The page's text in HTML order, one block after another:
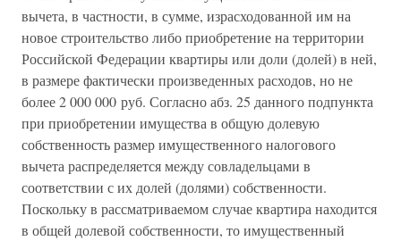
вычета, в частности, в сумме, израсходованной им на
новое строительство либо приобретение на территории
Российской Федерации квартиры или доли (долей) в ней,
в размере фактически произведенных расходов, но не
более 2 000 000 руб. Согласно абз. 25 данного подпункта
при приобретении имущества в общую долевую
собственность размер имущественного налогового
вычета распределяется между совладельцами в
соответствии с их долей (долями) собственности.
Поскольку в рассматриваемом случае квартира находится
в общей долевой собственности, то имущественный